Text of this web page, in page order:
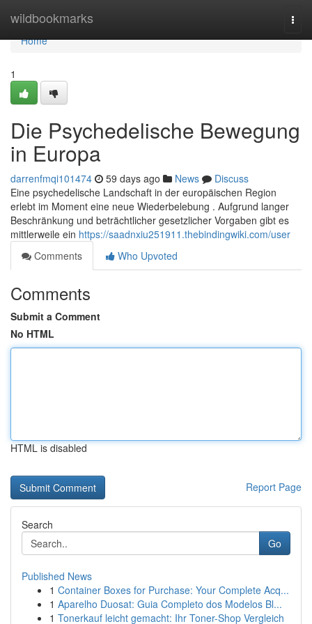
wildbookmarks
Home
Home
1
Die Psychedelische Bewegung
in Europa
darrenfmqi101474 59 days ago News
Discuss
Eine psychedelische Landschaft in der europäischen Region
erlebt im Moment eine neue Wiederbelebung . Aufgrund langer
Beschränkung und beträchtlicher gesetzlicher Vorgaben gibt es
mittlerweile ein https://saadnxiu251911.thebindingwiki.com/user
Comments
Who Upvoted
Comments
Submit a Comment
No HTML
HTML is disabled
Report Page
Search
Go
Published News
1 Container Boxes for Purchase: Your Complete Acq...
1 Aparelho Duosat: Guia Completo dos Modelos Bl...
1 Tonerkauf leicht gemacht: Ihr Toner-Shop Vergleich